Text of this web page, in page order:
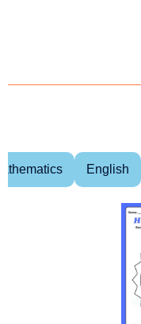
English